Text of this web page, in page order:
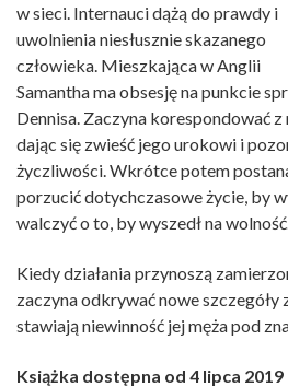
w sieci. Internauci dążą do prawdy i
uwolnienia niesłusznie skazanego
człowieka. Mieszkająca w Anglii
Samantha ma obsesję na punkcie
Dennisa. Zaczyna korespondować z
dając się zwieść jego urokowi i
życzliwości. Wkrótce potem
porzucić dotychczasowe życie, by
walczyć o to, by wyszedł na
Kiedy działania przynoszą
zaczyna odkrywać nowe szczegóły
stawiają niewinność jej męża pod
Książka dostępna od 4 lipca